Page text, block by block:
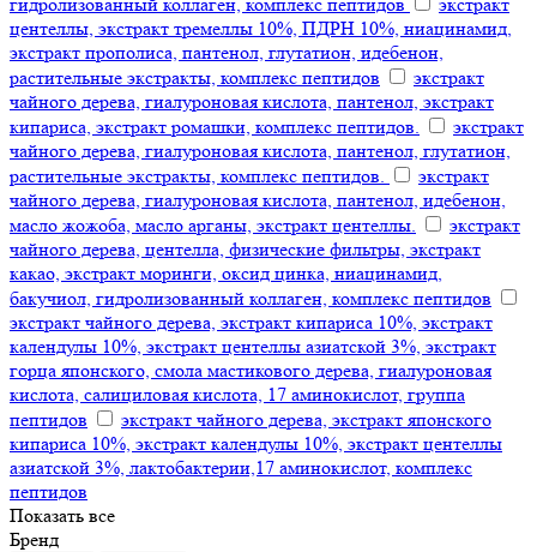
центеллы, экстракт тремеллы 10%, ПДРН 10%, ниацинамид,
экстракт прополиса, пантенол, глутатион, идебенон,
растительные экстракты, комплекс пептидов
экстракт
чайного дерева, гиалуроновая кислота, пантенол, экстракт
кипариса, экстракт ромашки, комплекс пептидов.
экстракт
чайного дерева, гиалуроновая кислота, пантенол, глутатион,
растительные экстракты, комплекс пептидов.
экстракт
чайного дерева, гиалуроновая кислота, пантенол, идебенон,
масло жожоба, масло арганы, экстракт центеллы.
экстракт
чайного дерева, центелла, физические фильтры, экстракт
какао, экстракт моринги, оксид цинка, ниацинамид,
бакучиол, гидролизованный коллаген, комплекс пептидов
экстракт чайного дерева, экстракт кипариса 10%, экстракт
календулы 10%, экстракт центеллы азиатской 3%, экстракт
горца японского, смола мастикового дерева, гиалуроновая
кислота, салициловая кислота, 17 аминокислот, группа
пептидов
экстракт чайного дерева, экстракт японского
кипариса 10%, экстракт календулы 10%, экстракт центеллы
азиатской 3%, лактобактерии,17 аминокислот, комплекс
пептидов
Показать все
Бренд